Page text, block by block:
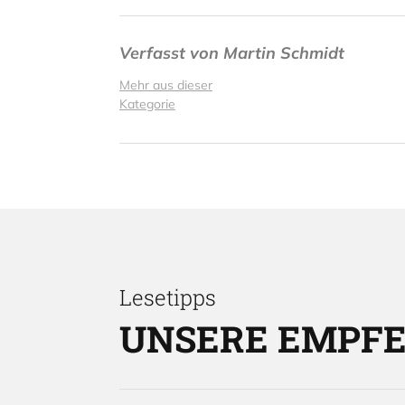
Verfasst von Martin Schmidt
Mehr aus dieser
Kategorie
Lesetipps
UNSERE